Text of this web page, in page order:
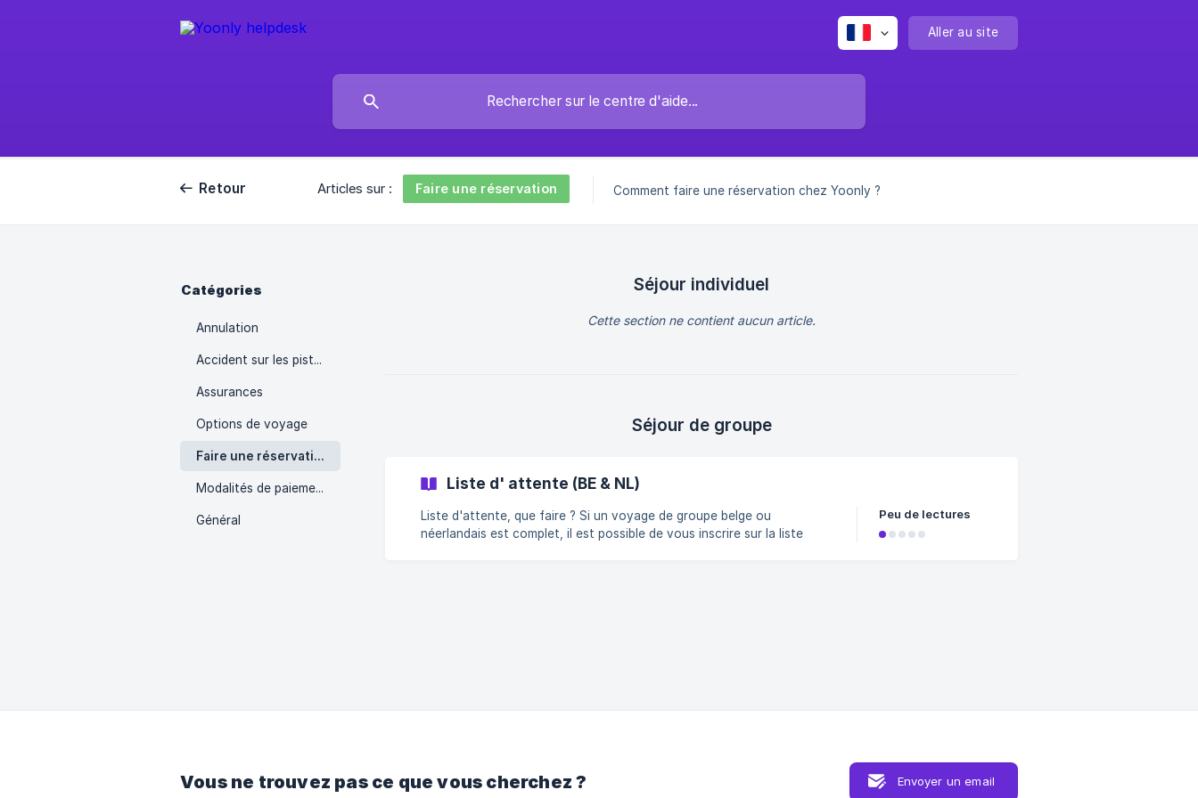
Aller au site
Retour Articles sur : Faire une réservation Comment faire une réservation chez Yoonly ?
Catégories
Annulation
Accident sur les pistes
Assurances
Options de voyage
Faire une réservation
Modalités de paiement
Général
Séjour individuel
Cette section ne contient aucun article.
Séjour de groupe
Liste d' attente (BE & NL)
Liste d'attente, que faire ? Si un voyage de groupe belge ou
néerlandais est complet, il est possible de vous inscrire sur la liste
Peu de lectures
Vous ne trouvez pas ce que vous cherchez ? Envoyer un email